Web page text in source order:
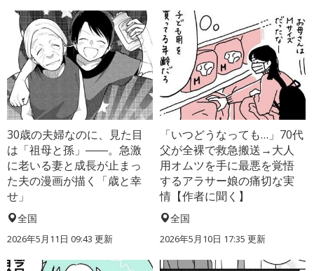
30歳の夫婦なのに、見た目
は「祖母と孫」――。急激
に老いる妻と成長が止まっ
た夫の漫画が描く「歳と幸
せ」
全国
2026年5月11日 09:43 更新
「いつどうなっても…」70代
父が全裸で救急搬送→大人
用オムツを手に最悪を覚悟
するアラサー娘の痛切な実
情【作者に聞く】
全国
2026年5月10日 17:35 更新